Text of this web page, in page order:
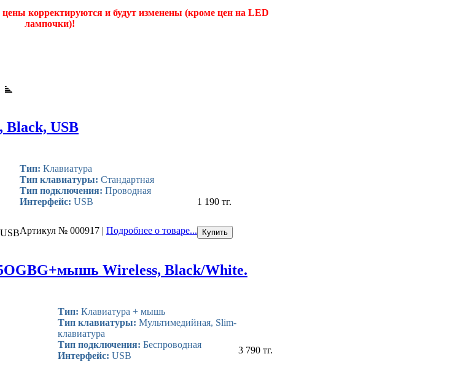
корректируются и будут изменены (кроме цен на LED
лампочки)!
Black, USB
Тип: Клавиатура
Тип клавиатуры: Стандартная
Тип подключения: Проводная
Интерфейс: USB 1 190 тг.
Артикул № 000917 | Подробнее о товаре...
Wireless, Black/White.
Тип: Клавиатура + мышь
Тип клавиатуры: Мультимедийная, Slim-
клавиатура
Тип подключения: Беспроводная
Интерфейс: USB
3 790 тг.